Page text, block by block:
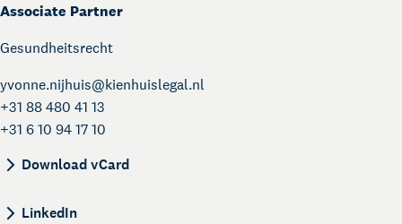
Associate Partner
Gesundheitsrecht
yvonne.nijhuis@kienhuislegal.nl
+31 88 480 41 13
+31 6 10 94 17 10
Download vCard
LinkedIn